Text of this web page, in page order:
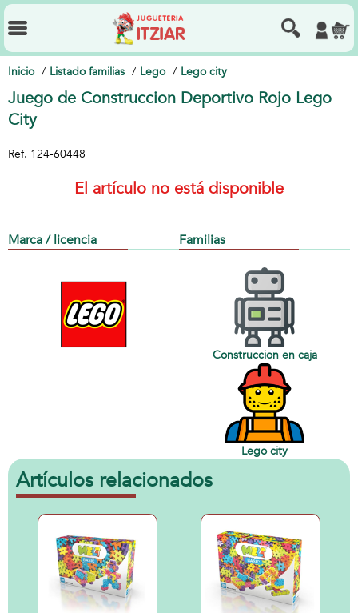
Inicio Listado familias Lego Lego city
Juego de Construccion Deportivo Rojo Lego
City
Ref. 124-60448
El artículo no está disponible
Marca / licencia Familias
Construccion en caja
Lego city
Artículos relacionados